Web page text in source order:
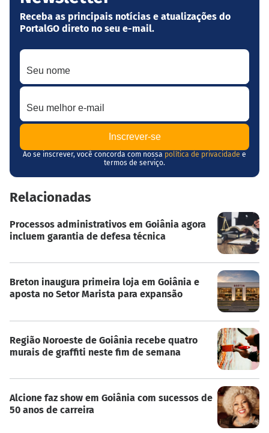
Receba as principais notícias e atualizações do
PortalGO direto no seu e-mail.
Seu nome
Seu melhor e-mail
Ao se inscrever, você concorda com nossa política de privacidade e
termos de serviço.
Relacionadas
Processos administrativos em Goiânia agora
incluem garantia de defesa técnica
Breton inaugura primeira loja em Goiânia e
aposta no Setor Marista para expansão
Região Noroeste de Goiânia recebe quatro
murais de graffiti neste fim de semana
Alcione faz show em Goiânia com sucessos de
50 anos de carreira